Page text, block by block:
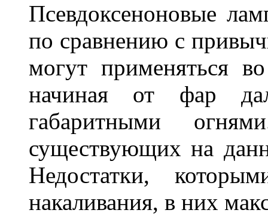
Псевдоксеноновые
по сравнению с
могут применяться
начиная от фар
габаритными
существующих на
Недостатки,
накаливания, в них